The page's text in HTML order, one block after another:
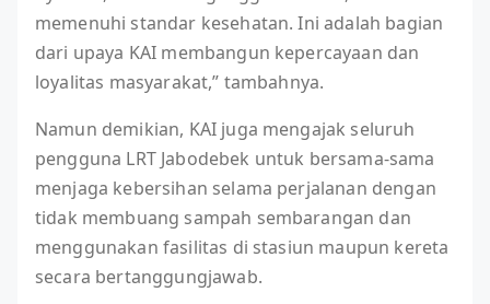
memenuhi standar kesehatan. Ini adalah bagian
dari upaya KAI membangun kepercayaan dan
loyalitas masyarakat,” tambahnya.
Namun demikian, KAI juga mengajak seluruh
pengguna LRT Jabodebek untuk bersama-sama
menjaga kebersihan selama perjalanan dengan
tidak membuang sampah sembarangan dan
menggunakan fasilitas di stasiun maupun kereta
secara bertanggungjawab.